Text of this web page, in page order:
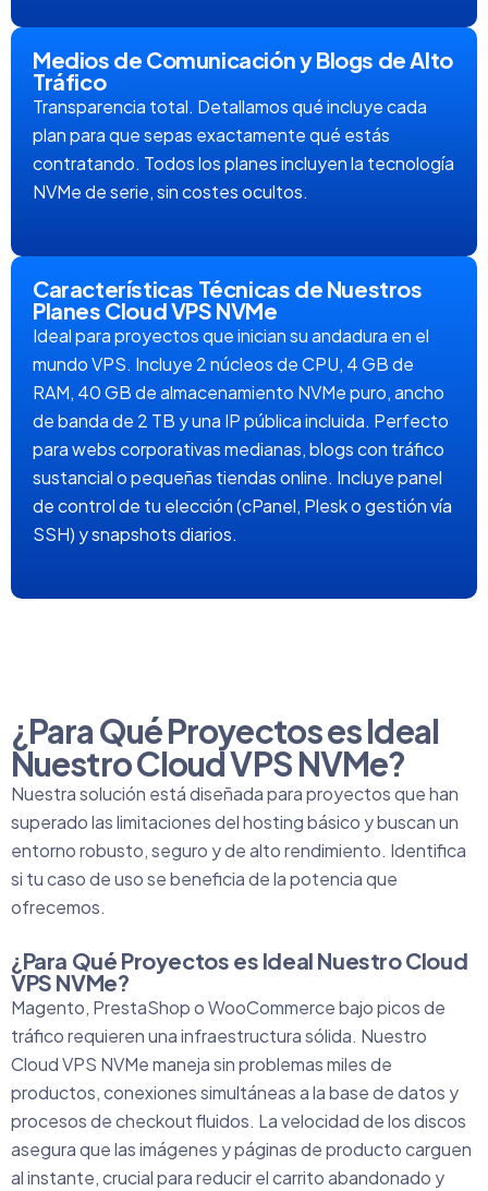
Medios de Comunicación y Blogs de Alto
Tráfico
Transparencia total. Detallamos qué incluye cada
plan para que sepas exactamente qué estás
contratando. Todos los planes incluyen la tecnología
NVMe de serie, sin costes ocultos.
Características Técnicas de Nuestros
Planes Cloud VPS NVMe
Ideal para proyectos que inician su andadura en el
mundo VPS. Incluye 2 núcleos de CPU, 4 GB de
RAM, 40 GB de almacenamiento NVMe puro, ancho
de banda de 2 TB y una IP pública incluida. Perfecto
para webs corporativas medianas, blogs con tráfico
sustancial o pequeñas tiendas online. Incluye panel
de control de tu elección (cPanel, Plesk o gestión vía
SSH) y snapshots diarios.
¿Para Qué Proyectos es Ideal
Nuestro Cloud VPS NVMe?
Nuestra solución está diseñada para proyectos que han
superado las limitaciones del hosting básico y buscan un
entorno robusto, seguro y de alto rendimiento. Identifica
si tu caso de uso se beneficia de la potencia que
ofrecemos.
¿Para Qué Proyectos es Ideal Nuestro Cloud
VPS NVMe?
Magento, PrestaShop o WooCommerce bajo picos de
tráfico requieren una infraestructura sólida. Nuestro
Cloud VPS NVMe maneja sin problemas miles de
productos, conexiones simultáneas a la base de datos y
procesos de checkout fluidos. La velocidad de los discos
asegura que las imágenes y páginas de producto carguen
al instante, crucial para reducir el carrito abandonado y